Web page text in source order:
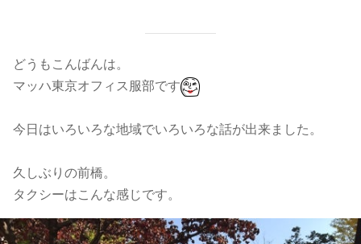
どうもこんばんは。
マッハ東京オフィス服部です
今日はいろいろな地域でいろいろな話が出来ました。
久しぶりの前橋。
タクシーはこんな感じです。